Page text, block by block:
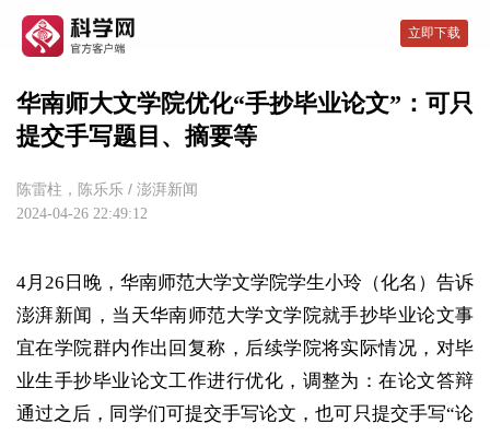
华南师大文学院优化“手抄毕业论文”：可只
提交手写题目、摘要等
陈雷柱，陈乐乐 / 澎湃新闻
2024-04-26 22:49:12
4月26日晚，华南师范大学文学院学生小玲（化名）告诉
澎湃新闻，当天华南师范大学文学院就手抄毕业论文事
宜在学院群内作出回复称，后续学院将实际情况，对毕
业生手抄毕业论文工作进行优化，调整为：在论文答辩
通过之后，同学们可提交手写论文，也可只提交手写“论
立即下载